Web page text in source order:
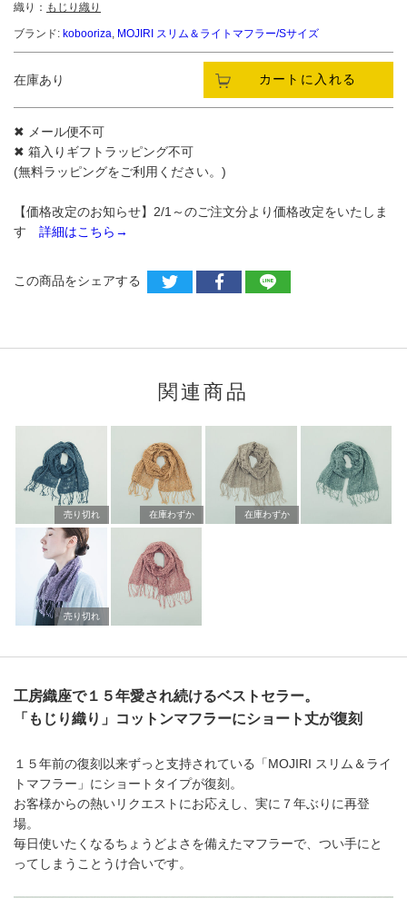
織り： もじり織り
ブランド: kobooriza, MOJIRI スリム＆ライトマフラー/Sサイズ
在庫あり カートに入れる
✖ メール便不可
✖ 箱入りギフトラッピング不可
(無料ラッピングをご利用ください。)
【価格改定のお知らせ】2/1～のご注文分より価格改定をいたしま
す 詳細はこちら→
この商品をシェアする
関連商品
売り切れ 在庫わずか 在庫わずか
売り切れ
工房織座で１５年愛され続けるベストセラー。
「もじり織り」コットンマフラーにショート丈が復刻
１５年前の復刻以来ずっと支持されている「MOJIRI スリム＆ライ
トマフラー」にショートタイプが復刻。
お客様からの熱いリクエストにお応えし、実に７年ぶりに再登
場。
毎日使いたくなるちょうどよさを備えたマフラーで、つい手にと
ってしまうことうけ合いです。